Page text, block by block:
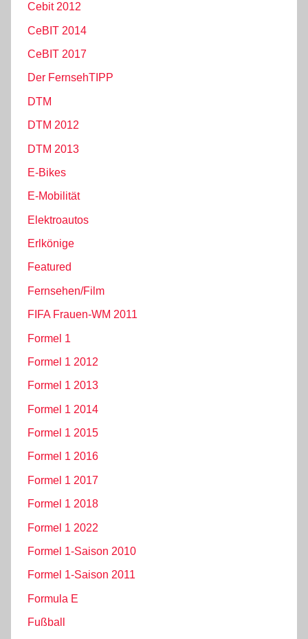
Cebit 2012
CeBIT 2014
CeBIT 2017
Der FernsehTIPP
DTM
DTM 2012
DTM 2013
E-Bikes
E-Mobilität
Elektroautos
Erlkönige
Featured
Fernsehen/Film
FIFA Frauen-WM 2011
Formel 1
Formel 1 2012
Formel 1 2013
Formel 1 2014
Formel 1 2015
Formel 1 2016
Formel 1 2017
Formel 1 2018
Formel 1 2022
Formel 1-Saison 2010
Formel 1-Saison 2011
Formula E
Fußball